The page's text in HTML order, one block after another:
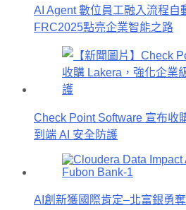
AI Agent 數位員工融入流程自
FRC2025點亮企業智能之路
Check Point Software 宣布收
到端 AI 安全防護
AI創新獲國際肯定–北富銀勇